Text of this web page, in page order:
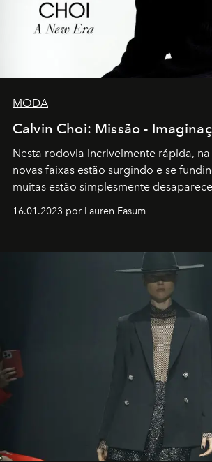
MODA
Calvin Choi: Missão -
Nesta rodovia incrivelmente rápida,
novas faixas estão surgindo e se
muitas estão simplesmente
transportador AMTD abrindo caminho
por propósitos, com um claro senso de
16.01.2023 por Lauren Easum